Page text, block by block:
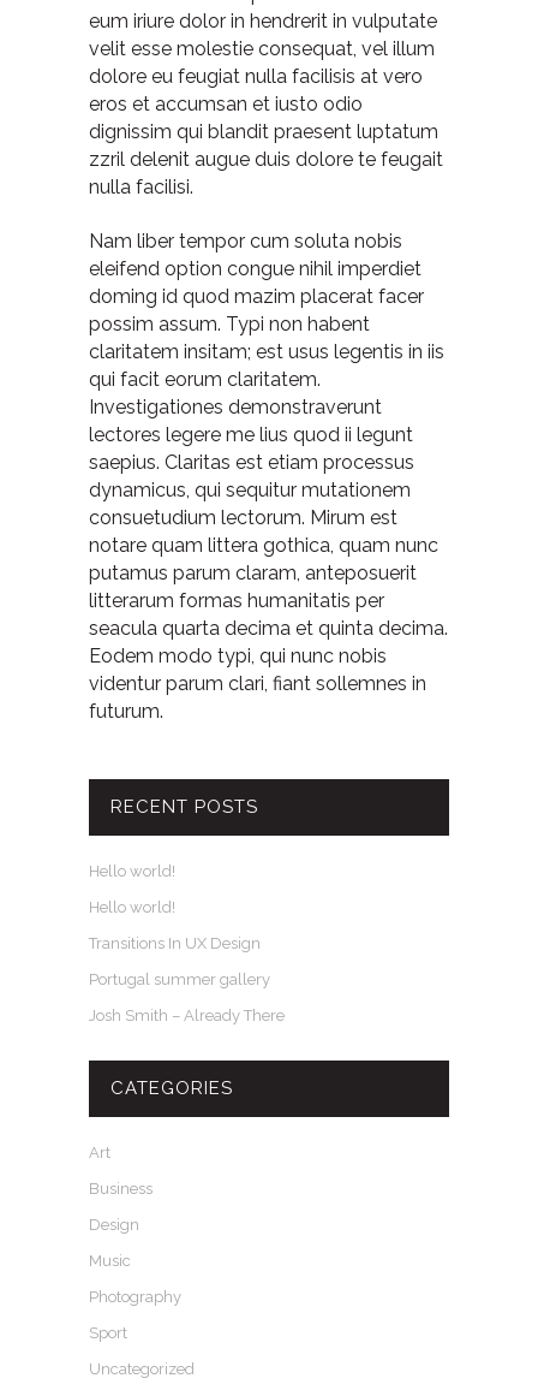
eum iriure dolor in hendrerit in vulputate
velit esse molestie consequat, vel illum
dolore eu feugiat nulla facilisis at vero
eros et accumsan et iusto odio
dignissim qui blandit praesent luptatum
zzril delenit augue duis dolore te feugait
nulla facilisi.
Nam liber tempor cum soluta nobis
eleifend option congue nihil imperdiet
doming id quod mazim placerat facer
possim assum. Typi non habent
claritatem insitam; est usus legentis in iis
qui facit eorum claritatem.
Investigationes demonstraverunt
lectores legere me lius quod ii legunt
saepius. Claritas est etiam processus
dynamicus, qui sequitur mutationem
consuetudium lectorum. Mirum est
notare quam littera gothica, quam nunc
putamus parum claram, anteposuerit
litterarum formas humanitatis per
seacula quarta decima et quinta decima.
Eodem modo typi, qui nunc nobis
videntur parum clari, fiant sollemnes in
futurum.
RECENT POSTS
Hello world!
Hello world!
Transitions In UX Design
Portugal summer gallery
Josh Smith – Already There
CATEGORIES
Art
Business
Design
Music
Photography
Sport
Uncategorized